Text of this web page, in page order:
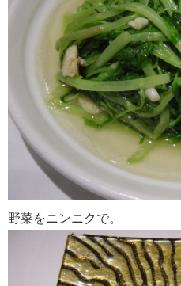
野菜をニンニクで。